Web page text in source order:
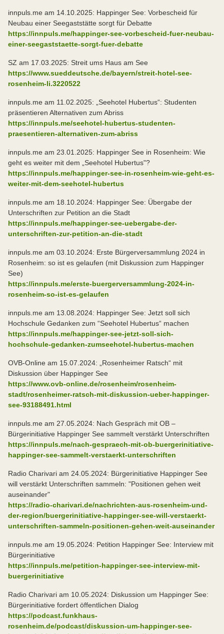
innpuls.me am 14.10.2025: Happinger See: Vorbescheid für
Neubau einer Seegaststätte sorgt für Debatte
https://innpuls.me/happinger-see-vorbescheid-fuer-neubau-
einer-seegaststaette-sorgt-fuer-debatte
SZ am 17.03.2025: Streit ums Haus am See
https://www.sueddeutsche.de/bayern/streit-hotel-see-
rosenheim-li.3220522
innpuls.me am 11.02.2025: „Seehotel Hubertus“: Studenten
präsentieren Alternativen zum Abriss
https://innpuls.me/seehotel-hubertus-studenten-
praesentieren-alternativen-zum-abriss
innpuls.me am 23.01.2025: Happinger See in Rosenheim: Wie
geht es weiter mit dem „Seehotel Hubertus"?
https://innpuls.me/happinger-see-in-rosenheim-wie-geht-es-
weiter-mit-dem-seehotel-hubertus
innpuls.me am 18.10.2024: Happinger See: Übergabe der
Unterschriften zur Petition an die Stadt
https://innpuls.me/happinger-see-uebergabe-der-
unterschriften-zur-petition-an-die-stadt
innpuls.me am 03.10.2024: Erste Bürgerversammlung 2024 in
Rosenheim: so ist es gelaufen (mit Diskussion zum Happinger
See)
https://innpuls.me/erste-buergerversammlung-2024-in-
rosenheim-so-ist-es-gelaufen
innpuls.me am 13.08.2024: Happinger See: Jetzt soll sich
Hochschule Gedanken zum “Seehotel Hubertus“ machen
https://innpuls.me/happinger-see-jetzt-soll-sich-
hochschule-gedanken-zumseehotel-hubertus-machen
OVB-Online am 15.07.2024: „Rosenheimer Ratsch“ mit
Diskussion über Happinger See
https://www.ovb-online.de/rosenheim/rosenheim-
stadt/rosenheimer-ratsch-mit-diskussion-ueber-happinger-
see-93188491.html
innpuls.me am 27.05.2024: Nach Gespräch mit OB –
Bürgerinitiative Happinger See sammelt verstärkt Unterschriften
https://innpuls.me/nach-gespraech-mit-ob-buergerinitiative-
happinger-see-sammelt-verstaerkt-unterschriften
Radio Charivari am 24.05.2024: Bürgerinitiative Happinger See
will verstärkt Unterschriften sammeln: "Positionen gehen weit
auseinander"
https://radio-charivari.de/nachrichten-aus-rosenheim-und-
der-region/buergerinitiative-happinger-see-will-verstaerkt-
unterschriften-sammeln-positionen-gehen-weit-auseinander
innpuls.me am 19.05.2024: Petition Happinger See: Interview mit
Bürgerinitiative
https://innpuls.me/petition-happinger-see-interview-mit-
buergerinitiative
Radio Charivari am 10.05.2024: Diskussion um Happinger See:
Bürgerinitiative fordert öffentlichen Dialog
https://podcast.funkhaus-
rosenheim.de/podcast/diskussion-um-happinger-see-